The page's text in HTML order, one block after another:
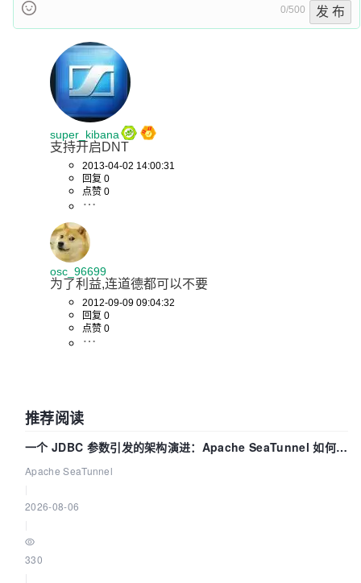
0/500 发 布
super_kibana
支持开启DNT
2013-04-02 14:00:31
回复 0
点赞 0
osc_96699
为了利益,连道德都可以不要
2012-09-09 09:04:32
回复 0
点赞 0
推荐阅读
一个 JDBC 参数引发的架构演进：Apache SeaTunnel 如何解
决数据同步中的“定时 Flush”难题
Apache SeaTunnel
2026-08-06
330